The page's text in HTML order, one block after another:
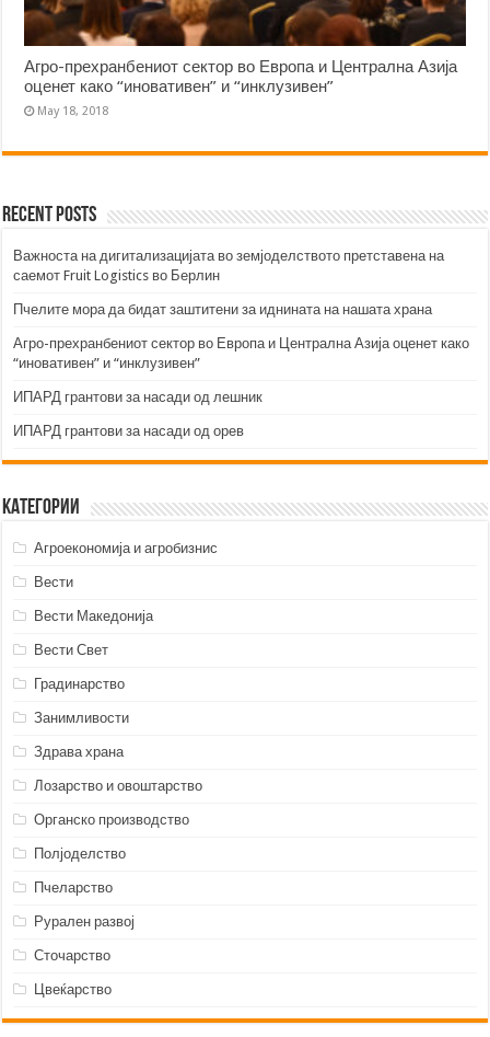
Агро-прехранбениот сектор во Европа и Централна Азија
оценет како “иновативен” и “инклузивен”
May 18, 2018
Recent Posts
Важноста на дигитализацијата во земјоделството претставена на
саемот Fruit Logistics во Берлин
Пчелите мора да бидат заштитени за иднината на нашата храна
Агро-прехранбениот сектор во Европа и Централна Азија оценет како
“иновативен” и “инклузивен”
ИПАРД грантови за насади од лешник
ИПАРД грантови за насади од орев
Категории
Агроекономија и агробизнис
Вести
Вести Македонија
Вести Свет
Градинарство
Занимливости
Здрава храна
Лозарство и овоштарство
Органско производство
Полјоделство
Пчеларство
Рурален развој
Сточарство
Цвеќарство